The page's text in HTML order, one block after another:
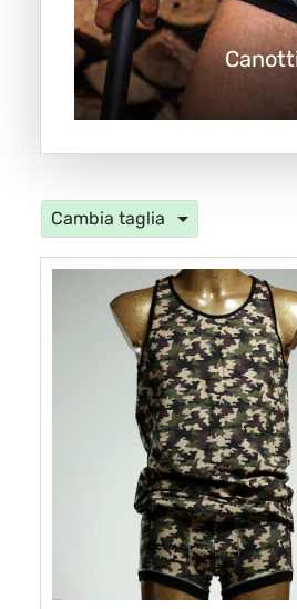
da uomo
Cambia taglia